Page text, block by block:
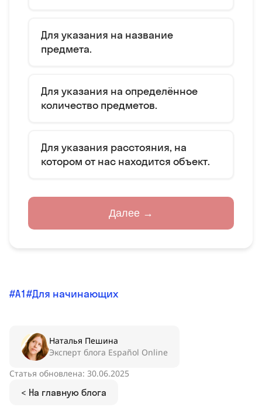
Для указания на название
предмета.
Для указания на определённое
количество предметов.
Для указания расстояния, на
котором от нас находится объект.
Далее →
A1 Для начинающих
< На главную блога
Статья обновлена: 30.06.2025
Наталья Пешина
Эксперт блога Español Online